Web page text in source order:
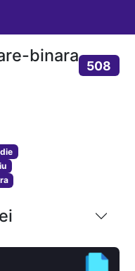
binara
508